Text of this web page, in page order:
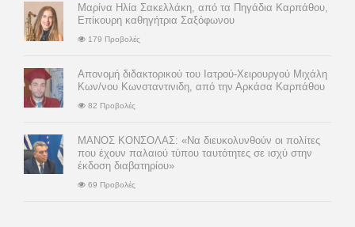
Μαρίνα Ηλία Σακελλάκη, από τα Πηγάδια Καρπάθου,
Επίκουρη καθηγήτρια Σαξόφωνου
179 Προβολές
Απονομή διδακτορικού του Ιατρού-Χειρουργού Μιχάλη
Κων/νου Κωνσταντινιδη, από την Αρκάσα Καρπάθου
82 Προβολές
ΜΑΝΟΣ ΚΟΝΣΟΛΑΣ: «Να διευκολυνθούν οι πολίτες
που έχουν παλαιού τύπου ταυτότητες σε ισχύ στην
έκδοση διαβατηρίου»
69 Προβολές